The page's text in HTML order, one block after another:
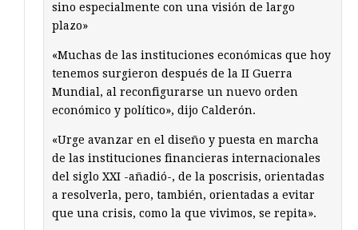
sino especialmente con una visión de largo
plazo»
«Muchas de las instituciones económicas que hoy
tenemos surgieron después de la II Guerra
Mundial, al reconfigurarse un nuevo orden
económico y político», dijo Calderón.
«Urge avanzar en el diseño y puesta en marcha
de las instituciones financieras internacionales
del siglo XXI -añadió-, de la poscrisis, orientadas
a resolverla, pero, también, orientadas a evitar
que una crisis, como la que vivimos, se repita».